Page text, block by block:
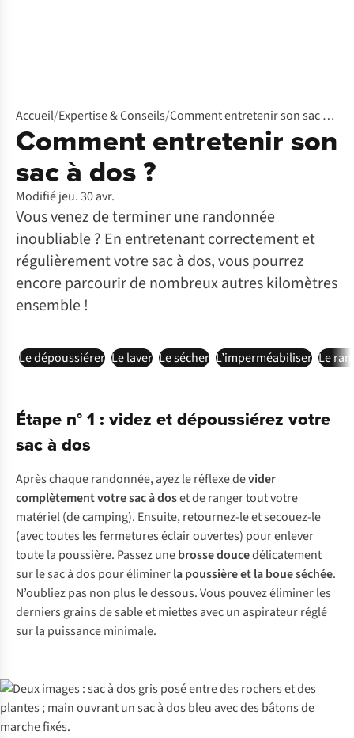
Accueil/Expertise & Conseils/ Comment entretenir son sac à dos ?
Comment entretenir son
sac à dos ?
Modifié jeu. 30 avr.
Vous venez de terminer une randonnée
inoubliable ? En entretenant correctement et
régulièrement votre sac à dos, vous pourrez
encore parcourir de nombreux autres kilomètres
ensemble !
Le dépoussiérer Le laver Le sécher L’imperméabiliser Le
Étape n° 1 : videz et dépoussiérez votre
sac à dos
Après chaque randonnée, ayez le réflexe devider
complètement votre sac à doset de ranger tout votre
matériel (de camping). Ensuite, retournez-le et secouez-le
(avec toutes les fermetures éclair ouvertes) pour enlever
toute la poussière. Passez unebrosse doucedélicatement
sur le sac à dos pour éliminerlapoussièreet la boue séchée.
N’oubliez pas non plus le dessous. Vous pouvez éliminer les
derniers grains de sable et miettes avec un aspirateur réglé
sur la puissance minimale.